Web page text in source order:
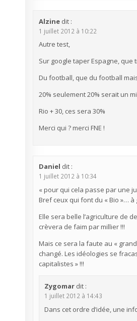
Alzine dit :
1 juillet 2012 à 10:22
Autre test,
Sur google taper Espagne, que
Du football, que du football
20% seulement 20% serait un
Rio + 30, ces sera 30%
Merci qui ? merci FNE !
Daniel dit :
1 juillet 2012 à 10:34
« pour qui cela passe par une
Bref ceux qui font du « Bio »…
Elle sera belle l’agriculture de
crèvera de faim par millier !!!
Mais ce sera la faute au «
changé. Les idéologies se
capitalistes » !!!
Zygomar dit :
1 juillet 2012 à 14:43
Dans cet ordre d’idée, une